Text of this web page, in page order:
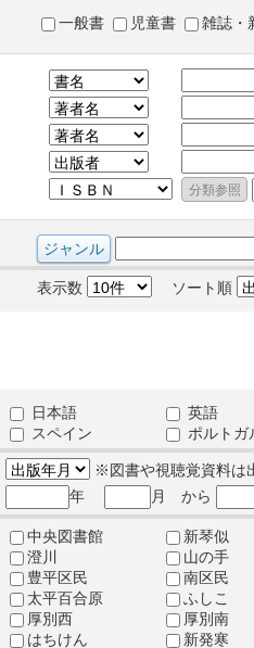
一般書 児童書 雑誌・
表示数 ソート順
日本語 英語
スペイン
ポルトガ
※図書や視聴覚資料は
年
月 から
中央図書館 新琴似
澄川
山の手
豊平区民
南区民
太平百合原
ふしこ
厚別西
厚別南
はちけん
新発寒